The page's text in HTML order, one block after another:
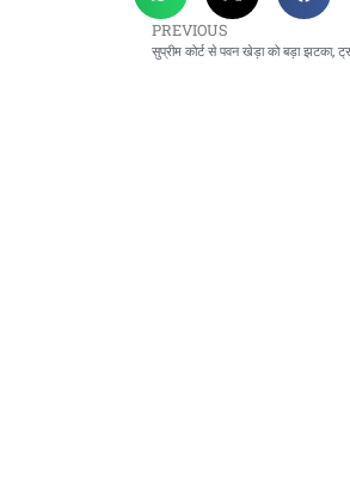
PREVIOUS
सुप्रीम कोर्ट से पवन खेड़ा को बड़ा झटका,